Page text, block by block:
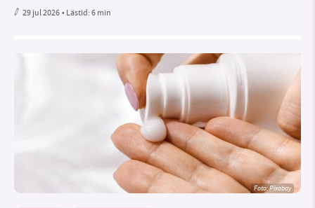
29 jul 2026• Lästid:6 min
Foto:Pixabay